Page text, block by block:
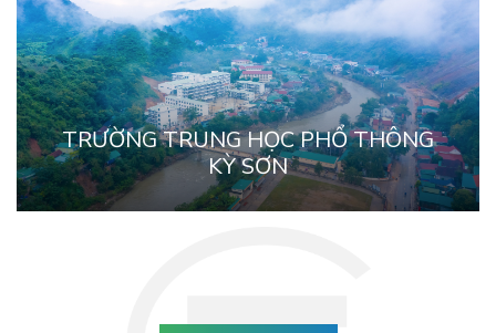
TRƯỜNG TRUNG HỌC PHỔ THÔNG
KỲ SƠN